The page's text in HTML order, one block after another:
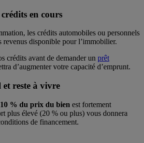
en cours
les crédits automobiles ou personnels
revenus disponible pour l’immobilier.
crédits avant de demander un prêt
d’augmenter votre capacité d’emprunt.
reste à vivre
10 % du prix du bien est fortement
plus élevé (20 % ou plus) vous donnera
de financement.